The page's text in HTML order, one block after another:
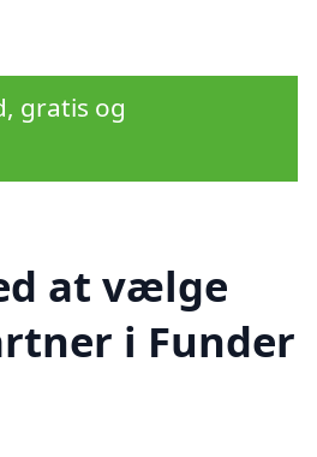
gratis og
at vælge
i Funder